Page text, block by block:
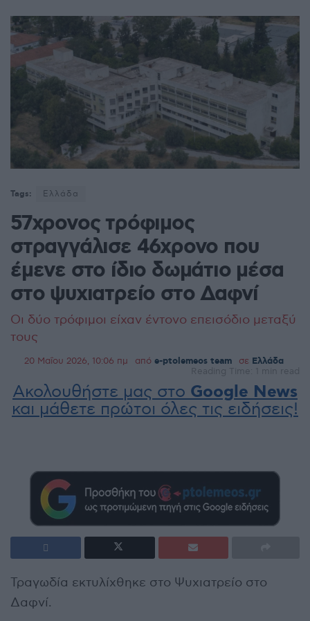
Tags: Ελλάδα
57χρονος τρόφιμος
στραγγάλισε 46χρονο που
έμενε στο ίδιο δωμάτιο μέσα
στο ψυχιατρείο στο Δαφνί
Οι δύο τρόφιμοι είχαν έντονο επεισόδιο μεταξύ
τους
20 Μαΐου 2026, 10:06 πμ από e-ptolemeos team σε Ελλάδα
Reading Time: 1 min read
Ακολουθήστε μας στο Google News
και μάθετε πρώτοι όλες τις ειδήσεις!
Τραγωδία εκτυλίχθηκε στο Ψυχιατρείο στο
Δαφνί.